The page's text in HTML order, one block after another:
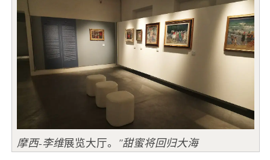
摩西-李维展览大厅。 "甜蜜将回归大海